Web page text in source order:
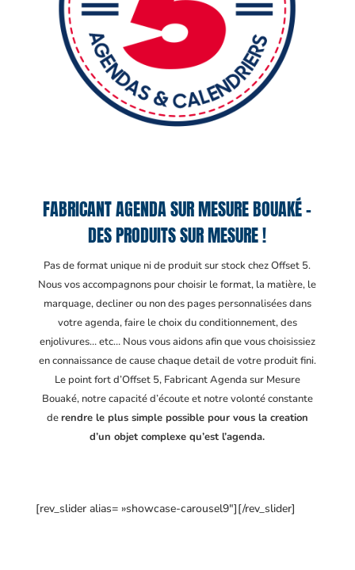
FABRICANT AGENDA SUR MESURE BOUAKÉ –
DES PRODUITS SUR MESURE !
Pas de format unique ni de produit sur stock chez Offset 5.
Nous vos accompagnons pour choisir le format, la matière, le
marquage, decliner ou non des pages personnalisées dans
votre agenda, faire le choix du conditionnement, des
enjolivures… etc… Nous vous aidons afin que vous choisissiez
en connaissance de cause chaque detail de votre produit fini.
Le point fort d’Offset 5, Fabricant Agenda sur Mesure
Bouaké, notre capacité d’écoute et notre volonté constante
derendre le plus simple possible pour vous la creation
d’un objet complexe qu’est l’agenda.
[rev_slider alias= »showcase-carousel9″][/rev_slider]